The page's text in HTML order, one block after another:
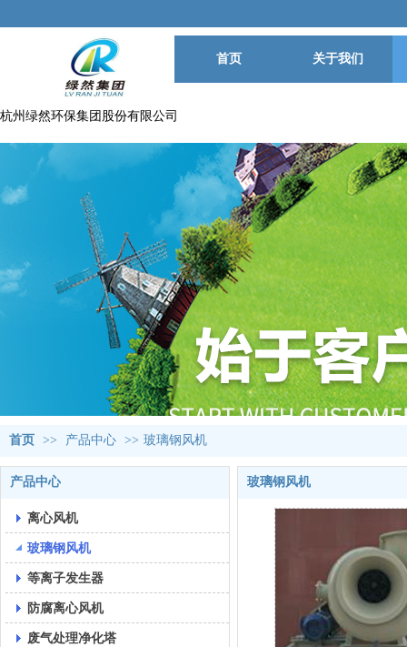
杭州绿然环保集团股份有限公司
首页 关于我们
首页 >> 产品中心 >> 玻璃钢风机
产品中心
离心风机
玻璃钢风机
等离子发生器
防腐离心风机
废气处理净化塔
玻璃钢风机